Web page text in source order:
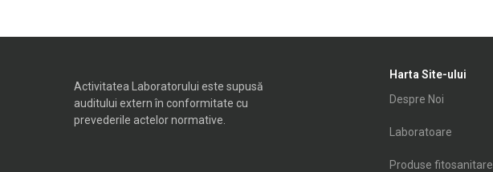
Activitatea Laboratorului este supusă
auditului extern în conformitate cu
prevederile actelor normative.
Harta Site-ului
Despre Noi
Laboratoare
Produse fitosanitare